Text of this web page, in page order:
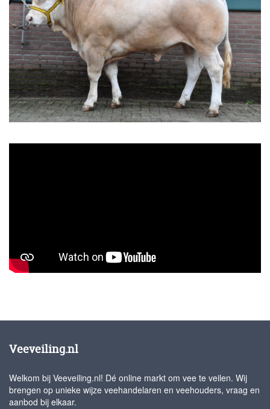
Veeveiling.nl
Welkom bij Veeveiling.nl! Dé online markt om vee te veilen. Wij
brengen op unieke wijze veehandelaren en veehouders, vraag en
aanbod bij elkaar.